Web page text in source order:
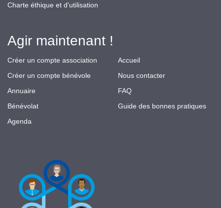
Charte éthique et d'utilisation
Agir maintenant !
Créer un compte association
Créer un compte bénévole
Annuaire
Bénévolat
Agenda
Accueil
Nous contacter
FAQ
Guide des bonnes pratiques